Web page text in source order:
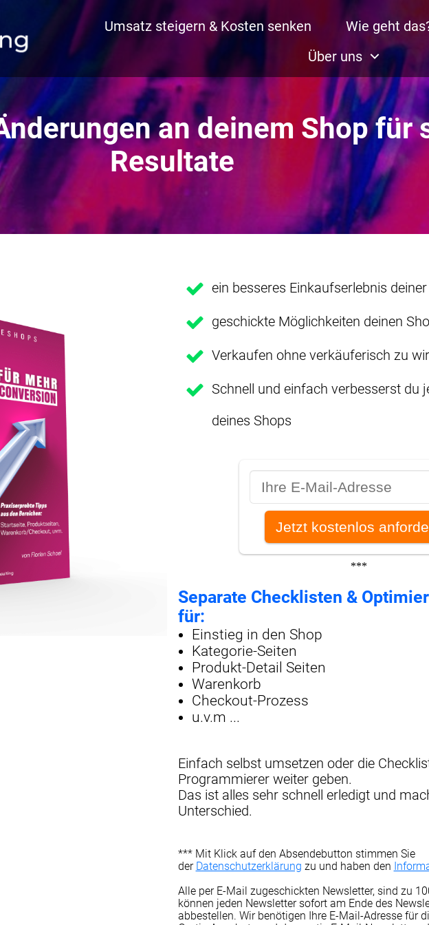
Umsatz steigern & Kosten senken Wie geht
Über uns
an deinem Shop für
Resultate
ein besseres Einkaufserlebnis
geschickte Möglichkeiten deinen
Verkaufen ohne verkäuferisch zu
Schnell und einfach verbesserst du
deines Shops
***
Separate Checklisten &
für:
Einstieg in den Shop
Kategorie-Seiten
Produkt-Detail Seiten
Warenkorb
Checkout-Prozess
u.v.m ...
Einfach selbst umsetzen oder die
Programmierer weiter geben.
Das ist alles sehr schnell erledigt und
Unterschied.
*** Mit Klick auf den Absendebutton stimmen Sie
der Datenschutzerklärung zu und haben den
Alle per E-Mail zugeschickten Newsletter, sind zu
können jeden Newsletter sofort am Ende des
abbestellen. Wir benötigen Ihre E-Mail-Adresse für